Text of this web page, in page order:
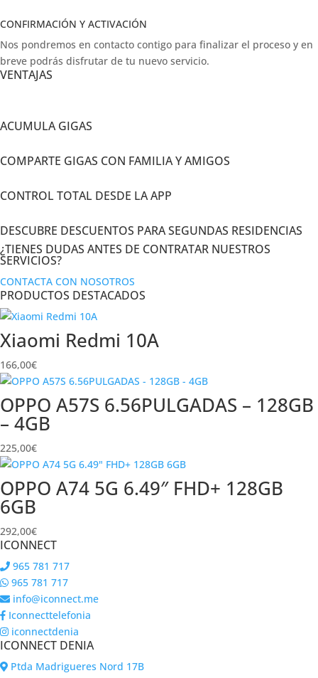
CONFIRMACIÓN Y ACTIVACIÓN
Nos pondremos en contacto contigo para finalizar el proceso y en
breve podrás disfrutar de tu nuevo servicio.
VENTAJAS
ACUMULA GIGAS
COMPARTE GIGAS CON FAMILIA Y AMIGOS
CONTROL TOTAL DESDE LA APP
DESCUBRE DESCUENTOS PARA SEGUNDAS RESIDENCIAS
¿TIENES DUDAS ANTES DE CONTRATAR NUESTROS
SERVICIOS?
CONTACTA CON NOSOTROS
PRODUCTOS DESTACADOS
Xiaomi Redmi 10A
166,00€
OPPO A57S 6.56PULGADAS – 128GB
– 4GB
225,00€
OPPO A74 5G 6.49″ FHD+ 128GB
6GB
292,00€
ICONNECT
965 781 717
965 781 717
info@iconnect.me
Iconnecttelefonia
iconnectdenia
ICONNECT DENIA
Ptda Madrigueres Nord 17B